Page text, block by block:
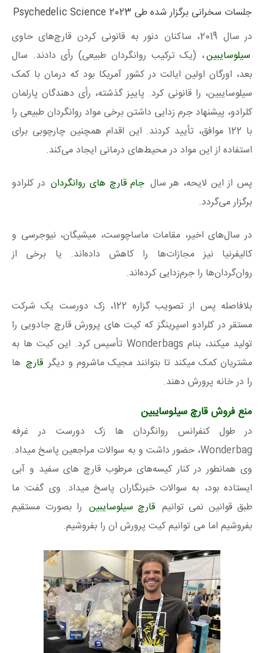
جلسات سخرانی برگزار شده طی Psychedelic Science 2023
در سال 2019، ساکنان دنور به قانونی کردن قارچ‌های حاوی
سیلوسایبین، (یک ترکیب روانگردان طبیعی) رأی دادند. سال
بعد، اورگان اولین ایالت در کشور آمریکا بود که درمان با کمک
سیلوسایبین، را قانونی کرد. پاییز گذشته، رأی دهندگان پارلمان
کلرادو، پیشنهاد جرم زدایی داشتن برخی مواد روانگردان طبیعی را
با 122 موافق، تأیید کردند. این اقدام همچنین چارچوبی برای
استفاده از این مواد در محیط‌های درمانی ایجاد می‌کند.
پس از این لایحه، هر سال جام قارچ های روانگردان در کلرادو
برگزار می‌گردد.
در سال‌های اخیر، مقامات ماساچوست، میشیگان، نیوجرسی و
کالیفرنیا نیز مجازات‌ها را کاهش داده‌اند. یا برخی از
روان‌گردان‌ها را جرم‌زدایی کرده‌اند.
بلافاصله پس از تصویب گزاره 122، زک دورست یک شرکت
مستقر در کلرادو اسپرینگز که کیت های پرورش قارچ جادویی را
تولید میکند، بنام Wonderbags تأسیس کرد. این کیت ها به
مشتریان کمک میکند تا بتوانند مجیک ماشروم و دیگر قارچ ها
را در خانه پرورش دهند.
منع فروش قارچ سیلوسایبین
در طول کنفرانس روانگردان ها زک دورست در غرفه
Wonderbag، حضور داشت و به سوالات مراجعین پاسخ میداد.
وی همانطور در کنار کیسه‌های مرطوب قارچ های سفید و آبی
ایستاده بود، به سوالات خبرنگاران پاسخ میداد. وی گفت: ما
طبق قوانین نمی توانیم قارچ سیلوسایبین را بصورت مستقیم
بفروشیم اما می توانیم کیت پرورش ان را بفروشیم.